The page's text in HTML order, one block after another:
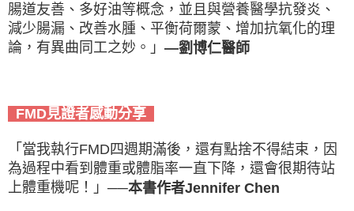
腸道友善、多好油等概念，並且與營養醫學抗發炎、
減少腸漏、改善水腫、平衡荷爾蒙、增加抗氧化的理
論，有異曲同工之妙。」 —劉博仁醫師
FMD見證者感動分享
「當我執行FMD四週期滿後，還有點捨不得結束，因
為過程中看到體重或體脂率一直下降，還會很期待站
上體重機呢！」 ──本書作者Jennifer Chen